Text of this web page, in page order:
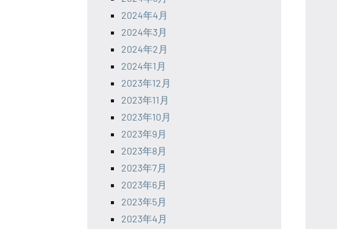
2024年4月
2024年3月
2024年2月
2024年1月
2023年12月
2023年11月
2023年10月
2023年9月
2023年8月
2023年7月
2023年6月
2023年5月
2023年4月